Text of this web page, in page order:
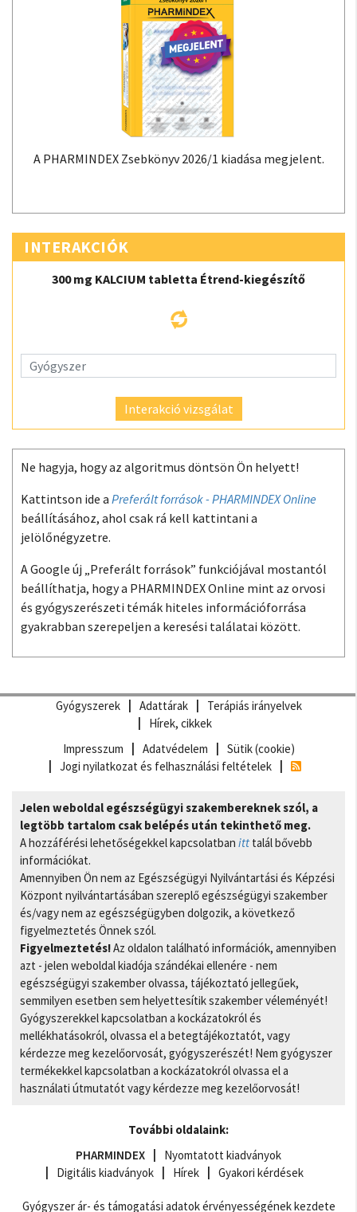
A PHARMINDEX Zsebkönyv 2026/1 kiadása megjelent.
INTERAKCIÓK
300 mg KALCIUM tabletta Étrend-kiegészítő
Interakció vizsgálat
Ne hagyja, hogy az algoritmus döntsön Ön helyett!
Kattintson ide a Preferált források - PHARMINDEX Online
beállításához, ahol csak rá kell kattintani a
jelölőnégyzetre.
A Google új „Preferált források” funkciójával mostantól
beállíthatja, hogy a PHARMINDEX Online mint az orvosi
és gyógyszerészeti témák hiteles információforrása
gyakrabban szerepeljen a keresési találatai között.
Gyógyszerek Adattárak
Terápiás irányelvek
Hírek, cikkek
Impresszum
Adatvédelem
Sütik (cookie)
Jogi nyilatkozat és felhasználási feltételek
Jelen weboldal egészségügyi szakembereknek szól, a
legtöbb tartalom csak belépés után tekinthető meg.
A hozzáférési lehetőségekkel kapcsolatban itt talál bővebb
információkat.
Amennyiben Ön nem az Egészségügyi Nyilvántartási és Képzési
Központ nyilvántartásában szereplő egészségügyi szakember
és/vagy nem az egészségügyben dolgozik, a következő
figyelmeztetés Önnek szól.
Figyelmeztetés!Az oldalon található információk, amennyiben
azt - jelen weboldal kiadója szándékai ellenére - nem
egészségügyi szakember olvassa, tájékoztató jellegűek,
semmilyen esetben sem helyettesítik szakember véleményét!
Gyógyszerekkel kapcsolatban a kockázatokról és
mellékhatásokról, olvassa el a betegtájékoztatót, vagy
kérdezze meg kezelőorvosát, gyógyszerészét! Nem gyógyszer
termékekkel kapcsolatban a kockázatokról olvassa el a
használati útmutatót vagy kérdezze meg kezelőorvosát!
További oldalaink:
PHARMINDEX
Nyomtatott kiadványok
Digitális kiadványok
Hírek Gyakori kérdések
Gyógyszer ár- és támogatási adatok érvényességének kezdete